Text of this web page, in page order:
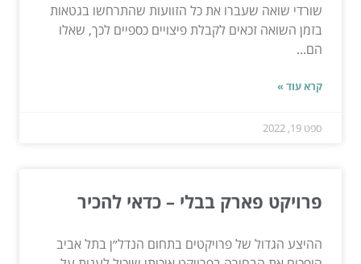
שורדי שואה שעברו את כל הזוועות שהתרחשו בגטאות
בזמן השואה זכאים לקבלת פיצויים כספיים לכך, שאלו
הם...
קרא עוד »
ספט 19, 2022
פרויקט פארק בבלי – כדאי להכיר
ההיצע הגדול של פרויקטים בתחום הנדל״ן בתל אביב